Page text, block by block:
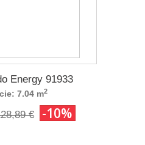
Energy 91933
7.04 m2
€ -10%